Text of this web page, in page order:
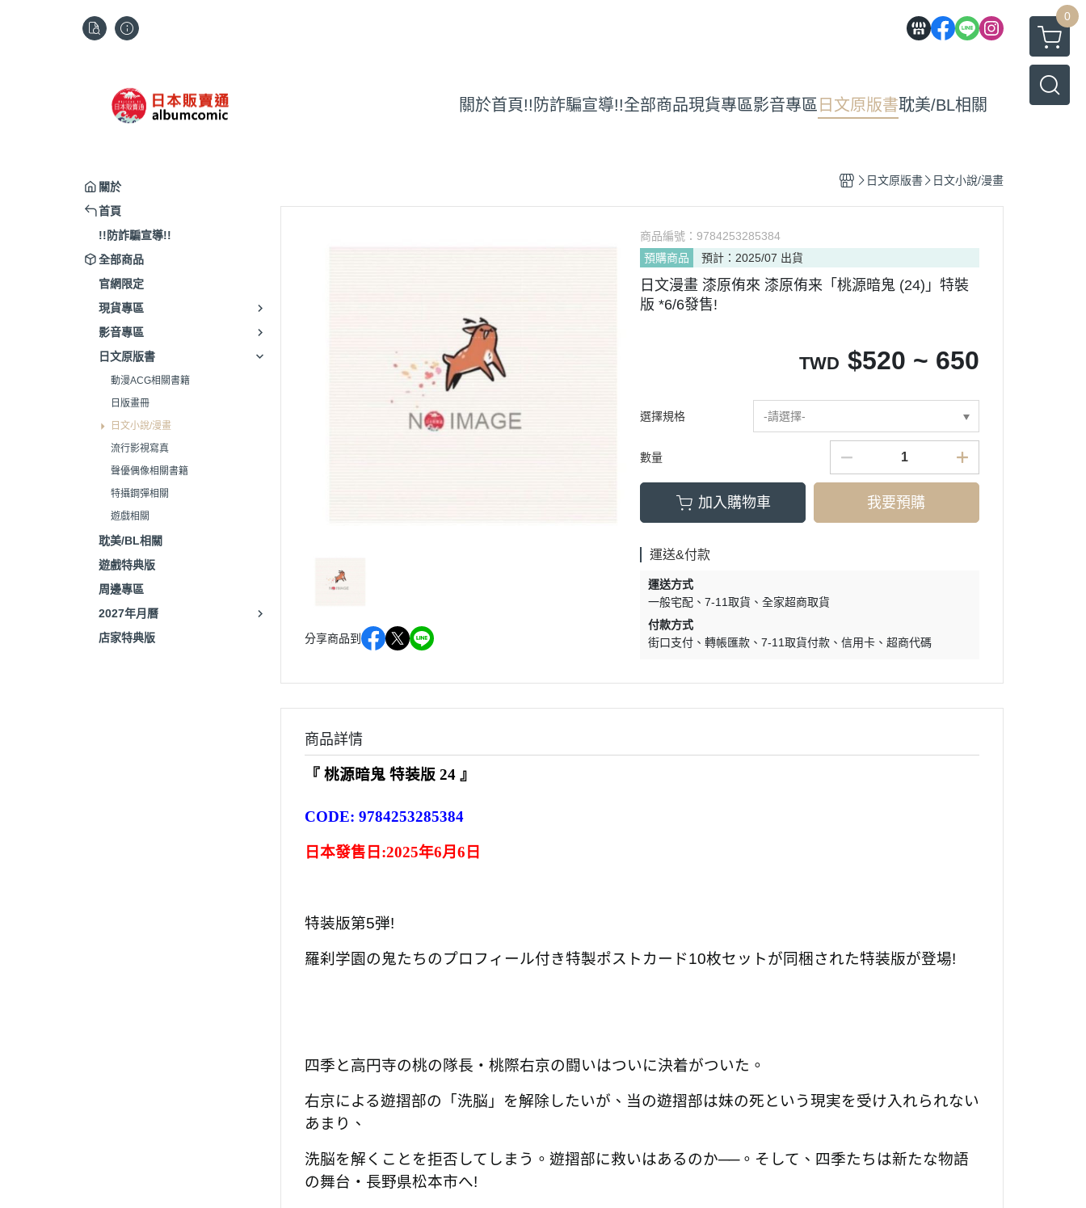
0
關於首頁!!防詐騙宣導!!全部商品現貨專區影音專區 日文原版書耽美/BL相關
關於
首頁
!!防詐騙宣導!!
全部商品
官網限定
現貨專區
影音專區
日文原版書
動漫ACG相關書籍
日版畫冊
日文小說/漫畫
流行影視寫真
聲優偶像相關書籍
特攝鋼彈相關
遊戲相關
耽美/BL相關
遊戲特典版
周邊專區
2027年月曆
店家特典版
日文原版書 日文小說/漫畫
分享商品到
商品編號： 9784253285384
預購商品
預計：2025/07 出貨
日文漫畫 漆原侑來 漆原侑来「桃源暗鬼 (24)」特裝
版 *6/6發售!
TWD $520 ~ 650
選擇規格 -請選擇-
數量
加入購物車 我要預購
運送&付款
運送方式
一般宅配
7-11取貨
全家超商取貨
付款方式
街口支付
轉帳匯款 7-11取貨付款 信用卡 超商代碼
商品詳情
『 桃源暗鬼 特装版 24 』
CODE: 9784253285384
日本發售日:2025年6月6日
特装版第5弾!
羅刹学園の鬼たちのプロフィール付き特製ポストカード10枚セットが同梱された特装版が登場!
四季と高円寺の桃の隊長・桃際右京の闘いはついに決着がついた。
右京による遊摺部の「洗脳」を解除したいが、当の遊摺部は妹の死という現実を受け入れられない
あまり、
洗脳を解くことを拒否してしまう。遊摺部に救いはあるのか──。そして、四季たちは新たな物語
の舞台・長野県松本市へ!